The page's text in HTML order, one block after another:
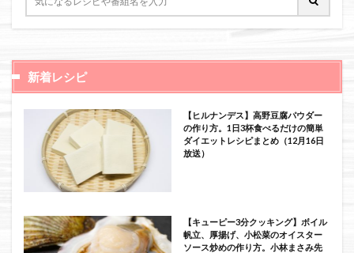
新着レシピ
【ヒルナンデス】高野豆腐パウダー
の作り方。1日3杯食べるだけの簡単
ダイエットレシピまとめ（12月16日
放送）
【キューピー3分クッキング】ボイル
帆立、厚揚げ、小松菜のオイスター
ソース炒めの作り方。小林まさみ先